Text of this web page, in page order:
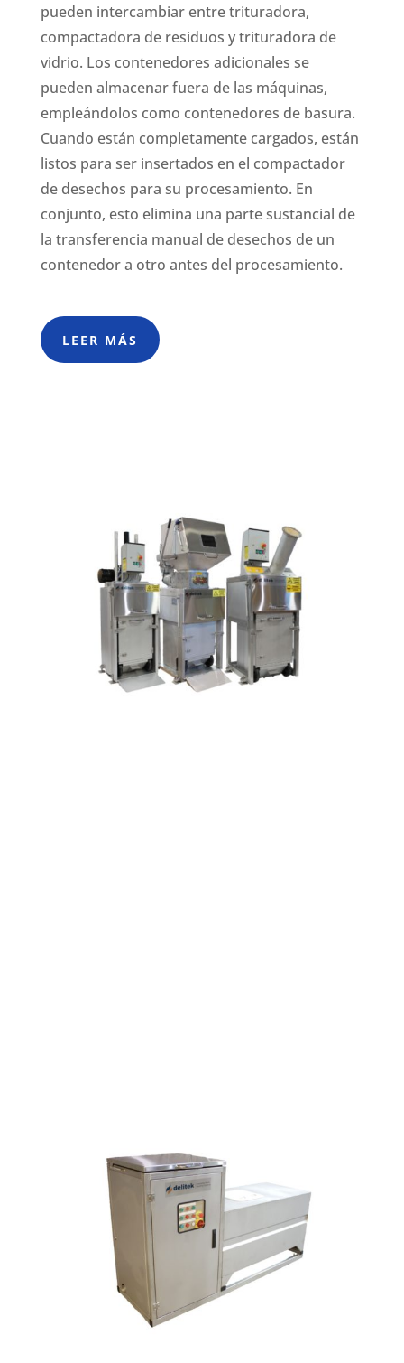
pueden intercambiar entre trituradora,
compactadora de residuos y trituradora de
vidrio. Los contenedores adicionales se
pueden almacenar fuera de las máquinas,
empleándolos como contenedores de basura.
Cuando están completamente cargados, están
listos para ser insertados en el compactador
de desechos para su procesamiento. En
conjunto, esto elimina una parte sustancial de
la transferencia manual de desechos de un
contenedor a otro antes del procesamiento.
LEER MÁS